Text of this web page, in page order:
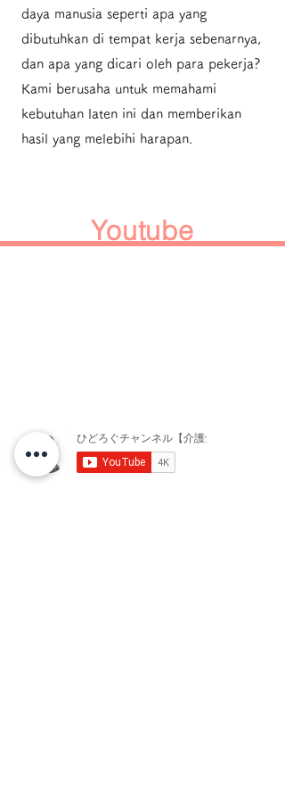
daya manusia seperti apa yang
dibutuhkan di tempat kerja sebenarnya,
dan apa yang dicari oleh para pekerja?
Kami berusaha untuk memahami
kebutuhan laten ini dan memberikan
hasil yang melebihi harapan.
Youtube